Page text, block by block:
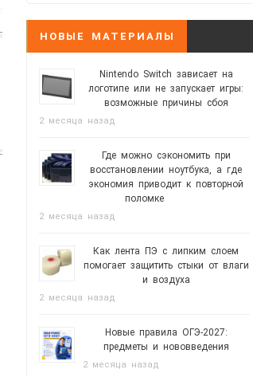
НОВЫЕ МАТЕРИАЛЫ
Nintendo Switch зависает на
логотипе или не запускает игры:
возможные причины сбоя
2 месяца назад
Где можно сэкономить при
восстановлении ноутбука, а где
экономия приводит к повторной
поломке
2 месяца назад
Как лента ПЭ с липким слоем
помогает защитить стыки от влаги
и воздуха
2 месяца назад
Новые правила ОГЭ-2027:
предметы и нововведения
2 месяца назад